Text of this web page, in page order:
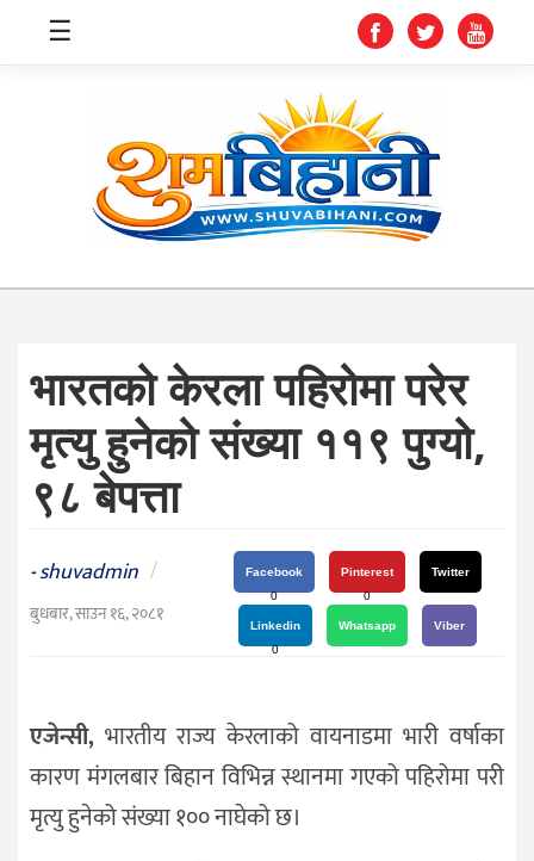
स्वास्थ्य
संघीय
प्रविधि
जीवनशैली
दर्शन
/
संस्कृति
राजनीति
☰
भारतको केरला पहिरोमा परेर
मृत्यु हुनेको संख्या ११९ पुग्यो,
९८ बेपत्ता
-shuvadmin /
बुधबार, साउन १६, २०८१
Facebook
0
Pinterest
0
Twitter
Linkedin
0
Whatsapp Viber
एजेन्सी, भारतीय राज्य केरलाको वायनाडमा भारी वर्षाका
कारण मंगलबार बिहान विभिन्न स्थानमा गएको पहिरोमा परी
मृत्यु हुनेको संख्या १०० नाघेको छ।